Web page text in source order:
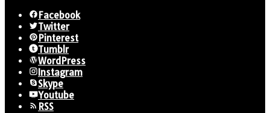
Facebook
Twitter
Pinterest
Tumblr
WordPress
Instagram
Skype
Youtube
RSS